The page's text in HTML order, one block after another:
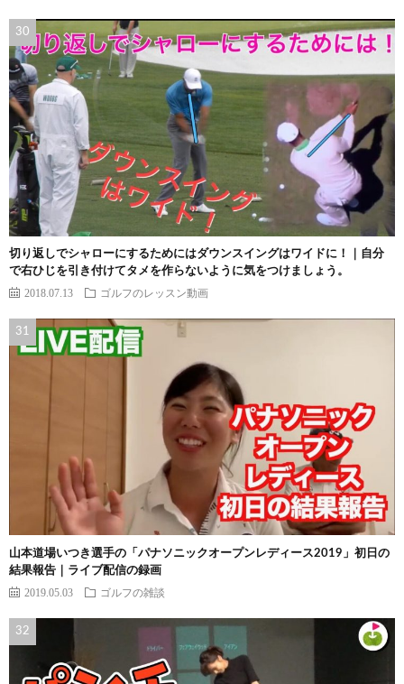
切り返しでシャローにするためにはダウンスイングはワイドに！｜自分
で右ひじを引き付けてタメを作らないように気をつけましょう。
2018.07.13 ゴルフのレッスン動画
山本道場いつき選手の「パナソニックオープンレディース2019」初日の
結果報告｜ライブ配信の録画
2019.05.03 ゴルフの雑談